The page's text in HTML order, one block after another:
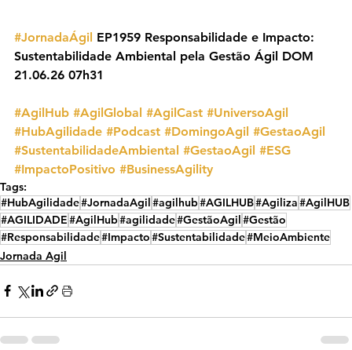
#JornadaÁgil EP1959 Responsabilidade e Impacto:
Sustentabilidade Ambiental pela Gestão Ágil DOM
21.06.26 07h31
#AgilHub #AgilGlobal #AgilCast #UniversoAgil
#HubAgilidade #Podcast #DomingoAgil #GestaoAgil
#SustentabilidadeAmbiental #GestaoAgil #ESG
#ImpactoPositivo #BusinessAgility
Tags:
#HubAgilidade#JornadaAgil#agilhub#AGILHUB#Agiliza#AgilHUB
#AGILIDADE#AgilHub#agilidade#GestãoAgil#Gestão
#Responsabilidade#Impacto#Sustentabilidade#MeioAmbiente
Jornada Agil